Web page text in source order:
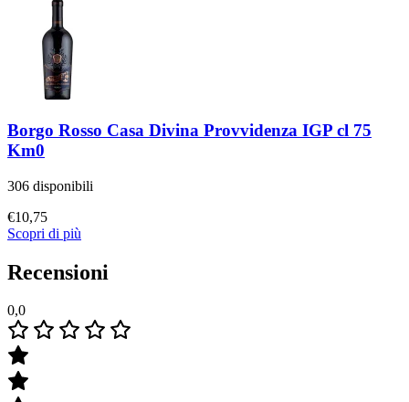
Borgo Rosso Casa Divina Provvidenza IGP cl 75
Km0
306 disponibili
€10,75
Scopri di più
Recensioni
0,0